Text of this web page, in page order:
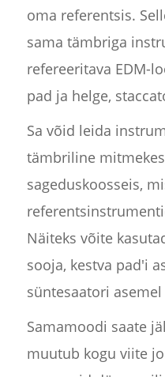
oma referentsis.
sama tämbriga
refereeritava EDM-
pad ja helge,
Sa võid leida
tämbriline
sageduskoosseis,
Näiteks võite
sooja, kestva pad'i
süntesaatori
Samamoodi saate
muutub kogu viite